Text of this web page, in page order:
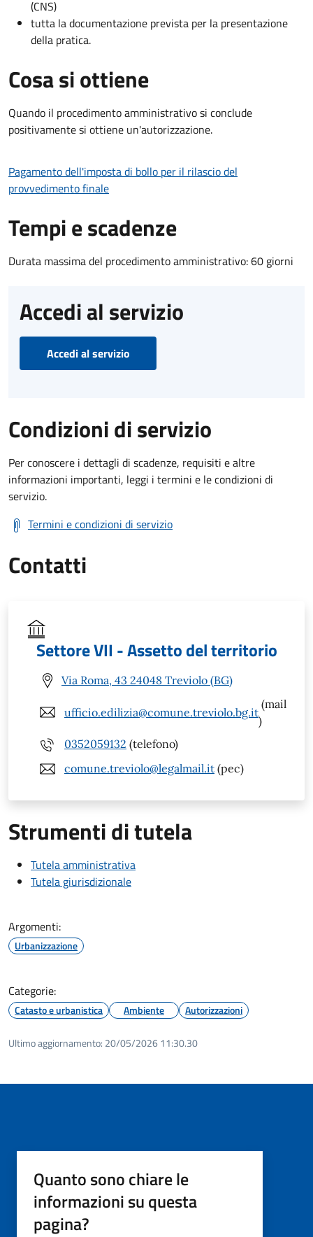
(CNS)
tutta la documentazione prevista per la presentazione
della pratica.
Cosa si ottiene
Quando il procedimento amministrativo si conclude
positivamente si ottiene un'autorizzazione.
Pagamento dell'imposta di bollo per il rilascio del
provvedimento finale
Tempi e scadenze
Durata massima del procedimento amministrativo: 60 giorni
Accedi al servizio
Accedi al servizio
Condizioni di servizio
Per conoscere i dettagli di scadenze, requisiti e altre
informazioni importanti, leggi i termini e le condizioni di
servizio.
Termini e condizioni di servizio
Contatti
Settore VII - Assetto del territorio
Via Roma, 43 24048 Treviolo (BG)
ufficio.edilizia@comune.treviolo.bg.it
(mail
)
0352059132 (telefono)
comune.treviolo@legalmail.it (pec)
Strumenti di tutela
Tutela amministrativa
Tutela giurisdizionale
Argomenti:
Urbanizzazione
Categorie:
Catasto e urbanistica Ambiente Autorizzazioni
Ultimo aggiornamento: 20/05/2026 11:30.30
Quanto sono chiare le
informazioni su questa
pagina?